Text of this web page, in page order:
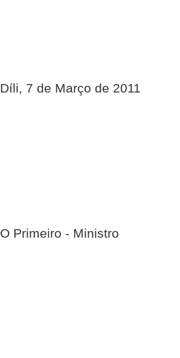
Díli, 7 de Março de 2011
O Primeiro - Ministro